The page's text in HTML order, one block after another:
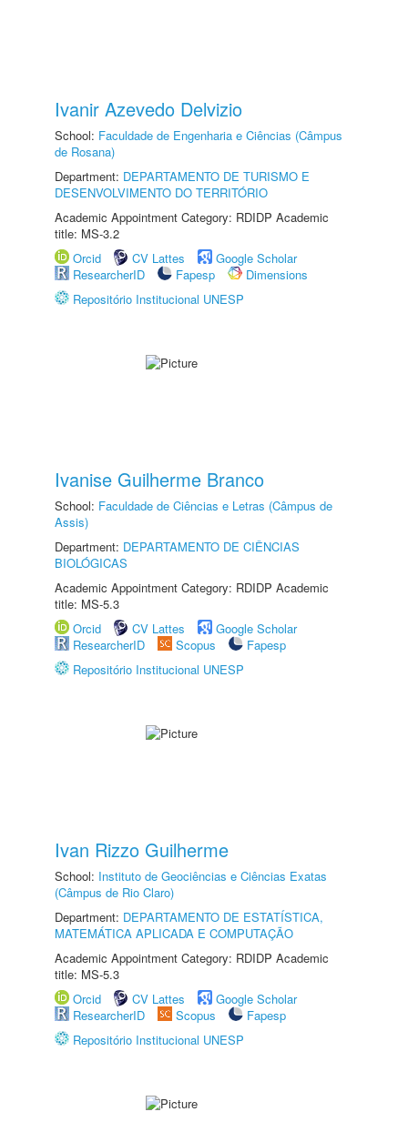
Ivanir Azevedo Delvizio
School: Faculdade de Engenharia e Ciências (Câmpus
de Rosana)
Department: DEPARTAMENTO DE TURISMO E
DESENVOLVIMENTO DO TERRITÓRIO
Academic Appointment Category: RDIDP Academic
title: MS-3.2
Orcid
CV Lattes
Google Scholar
ResearcherID
Fapesp
Dimensions
Repositório Institucional UNESP
Ivanise Guilherme Branco
School: Faculdade de Ciências e Letras (Câmpus de
Assis)
Department: DEPARTAMENTO DE CIÊNCIAS
BIOLÓGICAS
Academic Appointment Category: RDIDP Academic
title: MS-5.3
Orcid
CV Lattes
Google Scholar
ResearcherID
Scopus
Fapesp
Repositório Institucional UNESP
Ivan Rizzo Guilherme
School: Instituto de Geociências e Ciências Exatas
(Câmpus de Rio Claro)
Department: DEPARTAMENTO DE ESTATÍSTICA,
MATEMÁTICA APLICADA E COMPUTAÇÃO
Academic Appointment Category: RDIDP Academic
title: MS-5.3
Orcid
CV Lattes
Google Scholar
ResearcherID
Scopus
Fapesp
Repositório Institucional UNESP